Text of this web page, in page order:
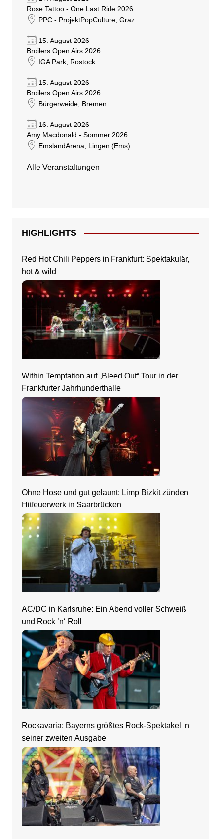
Rose Tattoo - One Last Ride 2026
PPC - ProjektPopCulture, Graz
15. August 2026
Broilers Open Airs 2026
IGA Park, Rostock
15. August 2026
Broilers Open Airs 2026
Bürgerweide, Bremen
16. August 2026
Amy Macdonald - Sommer 2026
EmslandArena, Lingen (Ems)
Alle Veranstaltungen
HIGHLIGHTS
Red Hot Chili Peppers in Frankfurt: Spektakulär,
hot & wild
Within Temptation auf „Bleed Out“ Tour in der
Frankfurter Jahrhunderthalle
Ohne Hose und gut gelaunt: Limp Bizkit zünden
Hitfeuerwerk in Saarbrücken
AC/DC in Karlsruhe: Ein Abend voller Schweiß
und Rock ’n‘ Roll
Rockavaria: Bayerns größtes Rock-Spektakel in
seiner zweiten Ausgabe